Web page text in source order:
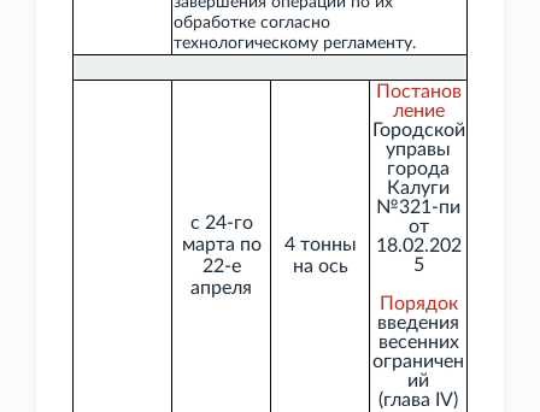
обработке согласно
технологическому регламенту.
с 24-го
марта по
22-е
апреля
4 тонны
на ось
Постанов
ление
Городской
управы
города
Калуги
№321-пи
от
18.02.202
5
Порядок
введения
весенних
ограничен
ий
(глава IV)